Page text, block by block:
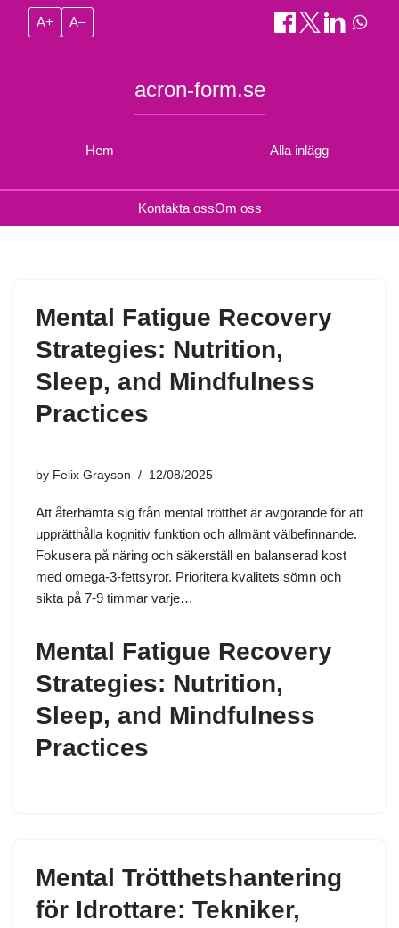
A+ A–
Hem
acron-form.se
Alla inlägg
Kontakta ossOm oss
Mental Fatigue Recovery
Strategies: Nutrition,
Sleep, and Mindfulness
Practices
by Felix Grayson 12/08/2025
Att återhämta sig från mental trötthet är avgörande för att
upprätthålla kognitiv funktion och allmänt välbefinnande.
Fokusera på näring och säkerställ en balanserad kost
med omega-3-fettsyror. Prioritera kvalitets sömn och
sikta på 7-9 timmar varje…
Mental Fatigue Recovery
Strategies: Nutrition,
Sleep, and Mindfulness
Practices
Mental Trötthetshantering
för Idrottare: Tekniker,